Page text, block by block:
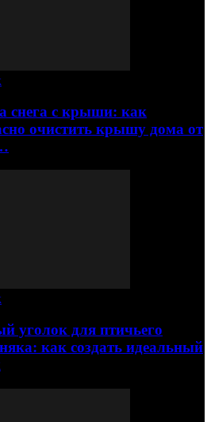
снега с крыши: как
очистить крышу дома от
уголок для птичьего
как создать идеальный